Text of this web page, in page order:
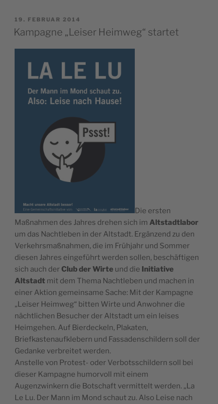
VERÖFFENTLICHT
AM
19. FEBRUAR 2014
Kampagne „Leiser Heimweg“ startet
Die ersten
Maßnahmen des Jahres drehen sich im Altstadtlabor
um das Nachtleben in der Altstadt. Ergänzend zu den
Verkehrsmaßnahmen, die im Frühjahr und Sommer
diesen Jahres eingeführt werden sollen, beschäftigen
sich auch der Club der Wirte und die Initiative
Altstadt mit dem Thema Nachtleben und machen in
einer Aktion gemeinsame Sache: Mit der Kampagne
„Leiser Heimweg“ bitten Wirte und Anwohner die
nächtlichen Besucher der Altstadt um ein leises
Heimgehen. Auf Bierdeckeln, Plakaten,
Briefkastenaufklebern und Fassadenschildern soll der
Gedanke verbreitet werden.
Anstelle von Protest- oder Verbotsschildern soll bei
dieser Kampagne humorvoll mit einem
Augenzwinkern die Botschaft vermittelt werden. „La
Le Lu. Der Mann im Mond schaut zu. Also Leise nach